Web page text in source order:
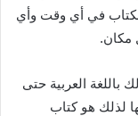
في أي وقت وأي
مكان.
باللغة العربية حتى
لذلك هو كتاب